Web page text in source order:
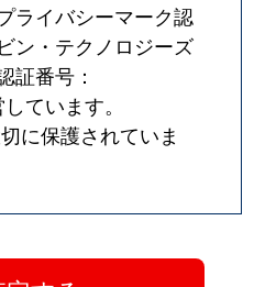
ライバシーマーク認
ン・テクノロジーズ
証番号：
ています。
に保護されていま